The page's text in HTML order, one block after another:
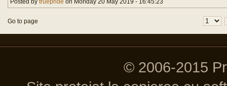
Posted by truepride on Monday 20 May 2019 - 16:45:23
Go to page
© 2006-2015